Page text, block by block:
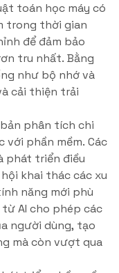
toán học máy có
trong thời gian
để đảm bảo
tru nhất. Bằng
như bộ nhớ và
cải thiện trải
phân tích chi
phần mềm. Các
phát triển điều
khai thác các xu
năng mới phù
AI cho phép các
người dùng, tạo
mà còn vượt qua